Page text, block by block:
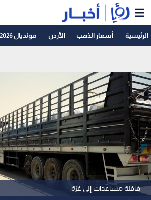
الرئيسية أسعار الذهب الأردن مونديال 2026
قافلة مساعدات إلى غزة